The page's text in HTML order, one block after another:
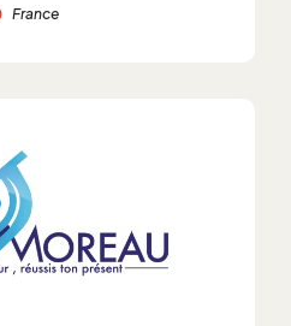
France